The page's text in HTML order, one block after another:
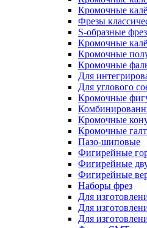
Кромочные
Фрезы
S-образные
Кромочные
Кромочные
Кромочные
Для
Для углового
Кромочные
Кромочные
Кромочные
Пазо-шиповые
Фигирейные
Фигирейные
Фигирейные
Наборы фрез
Для
Для
Для